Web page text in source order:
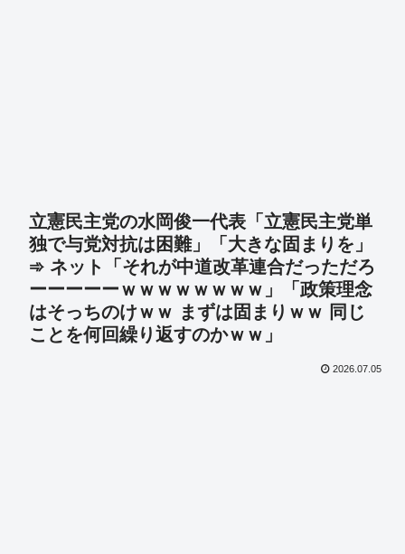
立憲民主党の水岡俊一代表「立憲民主党単
独で与党対抗は困難」「大きな固まりを」
➾ ネット「それが中道改革連合だっただろ
ーーーーーｗｗｗｗｗｗｗｗ」「政策理念
はそっちのけｗｗ まずは固まりｗｗ 同じ
ことを何回繰り返すのかｗｗ」
2026.07.05